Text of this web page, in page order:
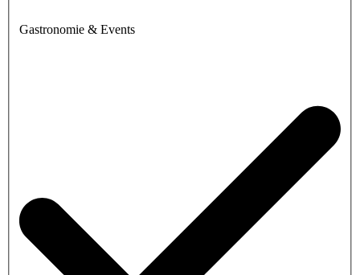
Gastronomie & Events